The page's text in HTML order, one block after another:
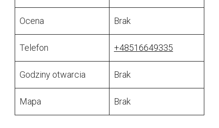
Ocena Brak
Telefon +48516649335
Godziny otwarcia Brak
Mapa Brak